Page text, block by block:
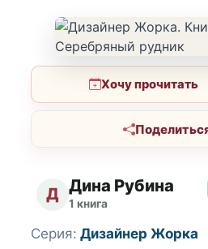
Хочу прочитать
Д Дина Рубина
1 книга
Серия: Дизайнер Жорка